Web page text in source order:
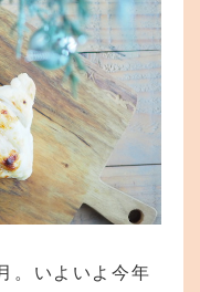
。いよいよ今年